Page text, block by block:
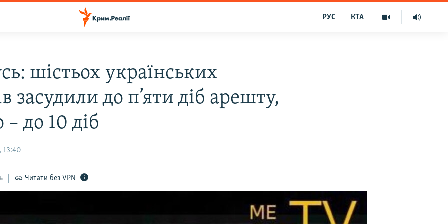
КТА
РУС
шістьох українських
засудили до п’яти діб арешту,
– до 10 діб
13:40
Читати без VPN